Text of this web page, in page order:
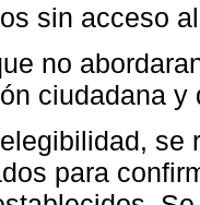
sin acceso
no
ciudadana y
se
para